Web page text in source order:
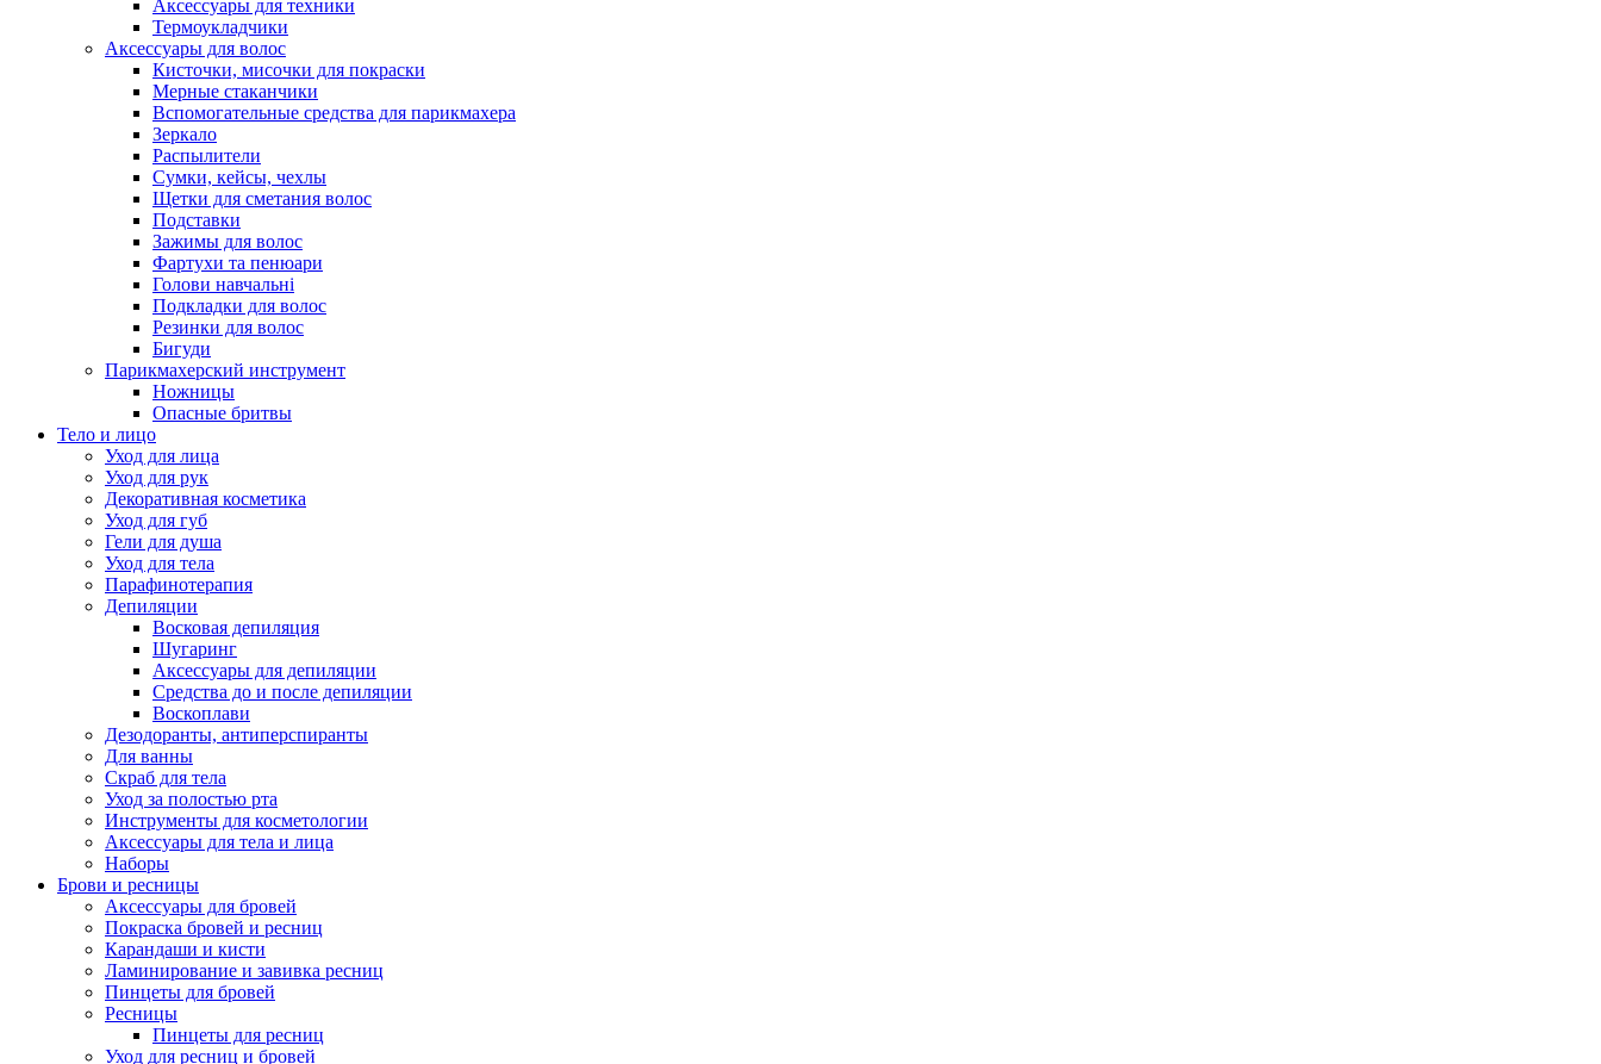
Аксессуары для техники
Термоукладчики
Аксессуары для волос
Кисточки, мисочки для покраски
Мерные стаканчики
Вспомогательные средства для парикмахера
Зеркало
Распылители
Сумки, кейсы, чехлы
Щетки для сметания волос
Подставки
Зажимы для волос
Фартухи та пенюари
Голови навчальні
Подкладки для волос
Резинки для волос
Бигуди
Парикмахерский инструмент
Ножницы
Опасные бритвы
Тело и лицо
Уход для лица
Уход для рук
Декоративная косметика
Уход для губ
Гели для душа
Уход для тела
Парафинотерапия
Депиляции
Восковая депиляция
Шугаринг
Аксессуары для депиляции
Средства до и после депиляции
Воскоплави
Дезодоранты, антиперспиранты
Для ванны
Скраб для тела
Уход за полостью рта
Инструменты для косметологии
Аксессуары для тела и лица
Наборы
Брови и ресницы
Аксессуары для бровей
Покраска бровей и ресниц
Карандаши и кисти
Ламинирование и завивка ресниц
Пинцеты для бровей
Ресницы
Пинцеты для ресниц
Уход для ресниц и бровей